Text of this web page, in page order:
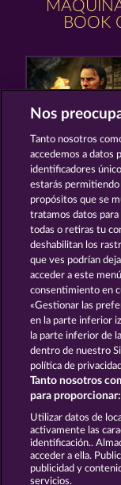
BOOK
BALTHAZAR
PALACE OF
Enviar
Nos
Tanto nosotros
accedemos a datos
identificadores
estarás permitiendo
propósitos que se
tratamos datos para
todas o retiras tu
deshabilitan los
que ves podrían
acceder a este
consentimiento en
«Gestionar las
en la parte inferior
la parte inferior de
dentro de nuestro
política de
Tanto nosotros
para proporcionar:
Utilizar datos de
activamente las
identificación..
acceder a ella.
publicidad y
servicios.